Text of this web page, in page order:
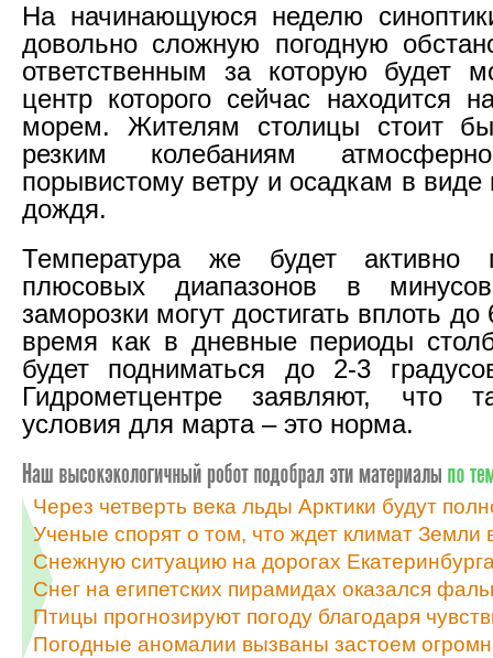
На начинающуюся неделю
довольно сложную погодную
ответственным за которую будет
центр которого сейчас находится
морем. Жителям столицы стоит
резким колебаниям
порывистому ветру и осадкам в виде
дождя.
Температура же будет активно
плюсовых диапазонов в
заморозки могут достигать вплоть до
время как в дневные периоды
будет подниматься до 2-3
Гидрометцентре заявляют, что
условия для марта – это норма.
Через четверть века льды Арктики будут
Ученые спорят о том, что ждет климат
Снежную ситуацию на дорогах
Снег на египетских пирамидах оказался
Птицы прогнозируют погоду благодаря
Погодные аномалии вызваны застоем